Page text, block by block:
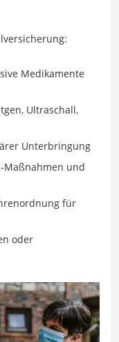
Medikamente
Ultraschall,
Unterbringung
Maßnahmen und
für
oder